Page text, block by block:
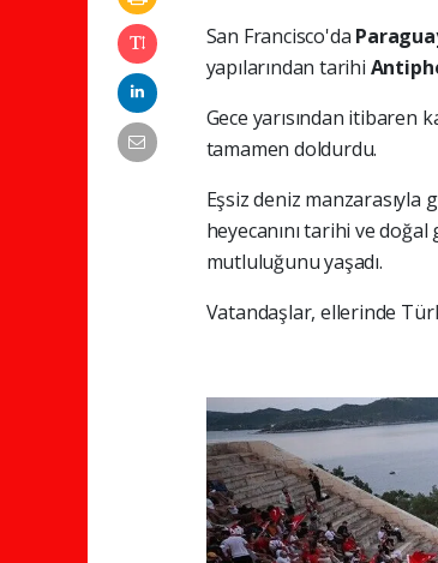
San Francisco'da
yapılarından tarihi
Gece yarısından itibaren
tamamen doldurdu.
Eşsiz deniz manzarasıyla
heyecanını tarihi ve
mutluluğunu yaşadı.
Vatandaşlar, ellerinde